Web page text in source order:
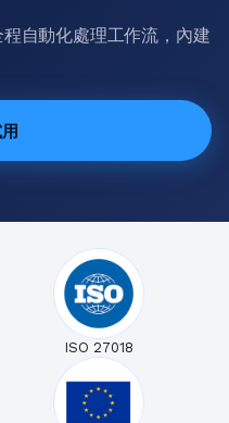
自動化處理工作流，內建
ISO 27018